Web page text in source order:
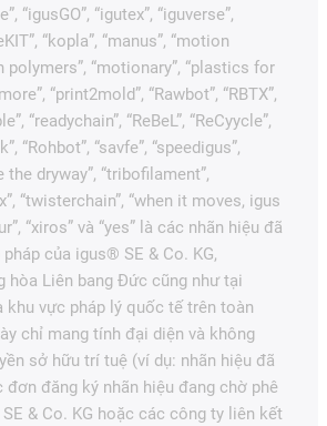
“igusGO”, “igutex”, “iguverse”,
“kopla”, “manus”, “motion
polymers”, “motionary”, “plastics for
“print2mold”, “Rawbot”, “RBTX”,
“readychain”, “ReBeL”, “ReCyycle”,
“Rohbot”, “savfe”, “speedigus”,
the dryway”, “tribofilament”,
“twisterchain”, “when it moves, igus
“xiros” và “yes” là các nhãn hiệu đã
của igus® SE & Co. KG,
hòa Liên bang Đức cũng như tại
khu vực pháp lý quốc tế trên toàn
chỉ mang tính đại diện và không
sở hữu trí tuệ (ví dụ: nhãn hiệu đã
đơn đăng ký nhãn hiệu đang chờ phê
& Co. KG hoặc các công ty liên kết